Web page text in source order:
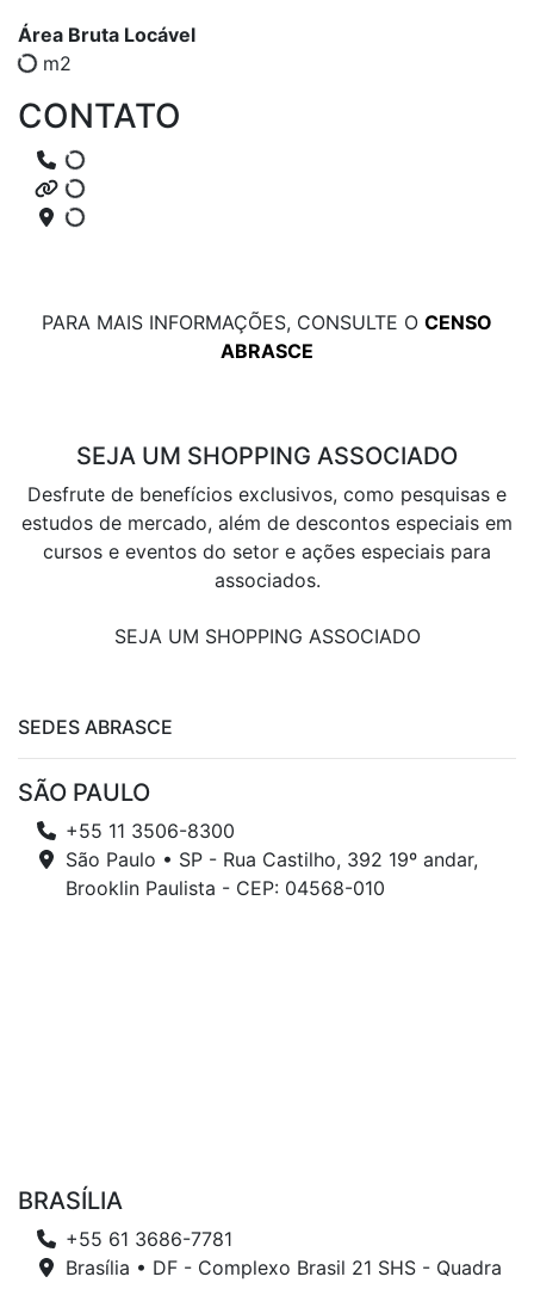
Área Bruta Locável
m2
CONTATO
PARA MAIS INFORMAÇÕES, CONSULTE O CENSO
ABRASCE
SEJA UM SHOPPING ASSOCIADO
Desfrute de benefícios exclusivos, como pesquisas e
estudos de mercado, além de descontos especiais em
cursos e eventos do setor e ações especiais para
associados.
SEJA UM SHOPPING ASSOCIADO
SEDES ABRASCE
SÃO PAULO
+55 11 3506-8300
São Paulo • SP - Rua Castilho, 392 19º andar,
Brooklin Paulista - CEP: 04568-010
BRASÍLIA
+55 61 3686-7781
Brasília • DF - Complexo Brasil 21 SHS - Quadra